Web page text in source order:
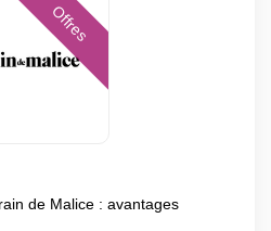
Offres
de Malice : avantages